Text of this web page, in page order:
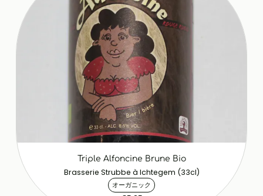
Triple Alfoncine Brune Bio
Brasserie Strubbe à Ichtegem (33cl)
オーガニック